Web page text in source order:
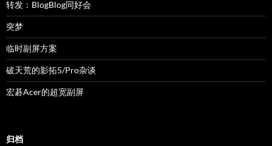
转发：BlogBlog同好会
突梦
临时副屏方案
破天荒的影拓5/Pro杂谈
宏碁Acer的超宽副屏
归档